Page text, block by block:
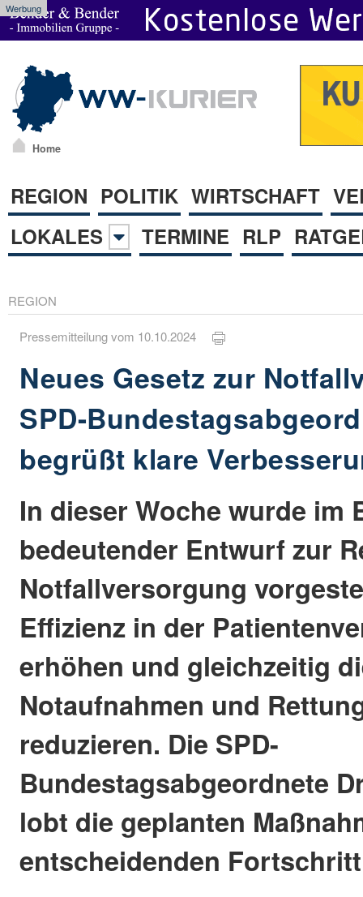
Werbung
Home
REGION POLITIK WIRTSCHAFT
LOKALES
TERMINE RLP
REGION
Pressemitteilung vom 10.10.2024
Neues Gesetz zur
SPD-
begrüßt klare
In dieser Woche wurde im
bedeutender Entwurf zur
Notfallversorgung
Effizienz in der
erhöhen und gleichzeitig
Notaufnahmen und
reduzieren. Die SPD-
Bundestagsabgeordnete
lobt die geplanten
entscheidenden